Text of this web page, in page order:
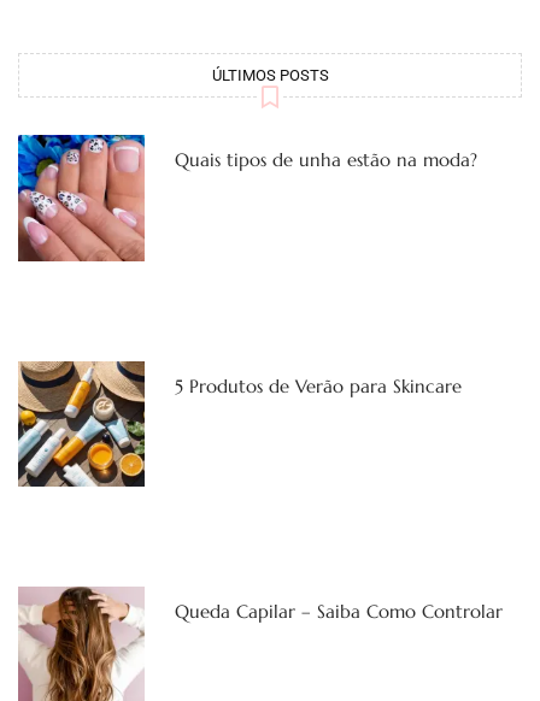
ÚLTIMOS POSTS
Quais tipos de unha estão na moda?
5 Produtos de Verão para Skincare
Queda Capilar – Saiba Como Controlar